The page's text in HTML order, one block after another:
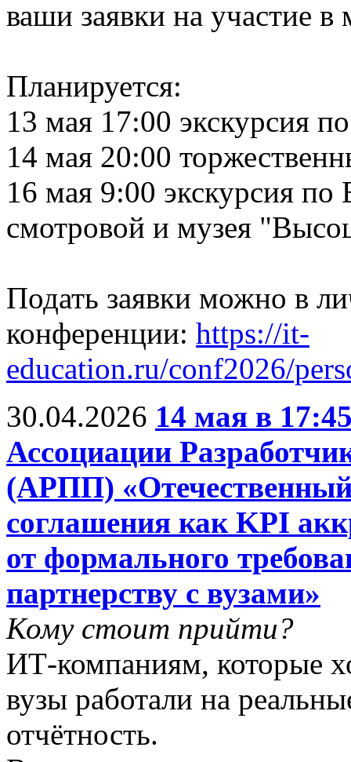
ваши заявки на участие в
Планируется:
13 мая 17:00 экскурсия
14 мая 20:00
16 мая 9:00 экскурсия
смотровой и музея
Подать заявки можно в
конференции: https://it-
education.ru/conf2026/
30.04.2026 14 мая в
Ассоциации
(АРПП)
соглашения как KPI
от формального
партнерству с вузами»
Кому стоит прийти?
ИТ-компаниям, которые
вузы работали на
отчётность.